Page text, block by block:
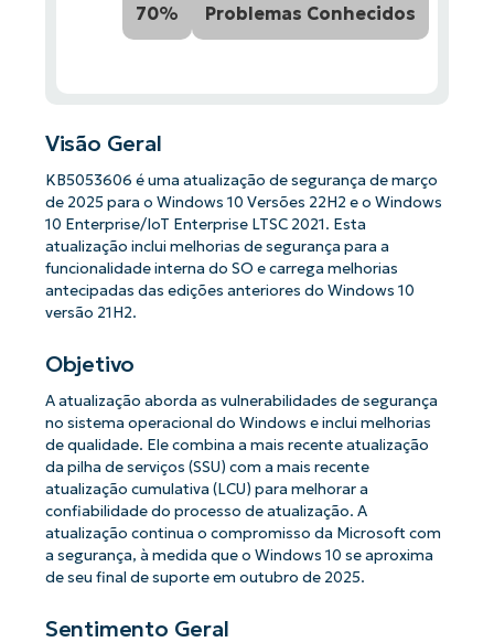
70% Problemas Conhecidos
Visão Geral
KB5053606 é uma atualização de segurança de março
de 2025 para o Windows 10 Versões 22H2 e o Windows
10 Enterprise/IoT Enterprise LTSC 2021. Esta
atualização inclui melhorias de segurança para a
funcionalidade interna do SO e carrega melhorias
antecipadas das edições anteriores do Windows 10
versão 21H2.
Objetivo
A atualização aborda as vulnerabilidades de segurança
no sistema operacional do Windows e inclui melhorias
de qualidade. Ele combina a mais recente atualização
da pilha de serviços (SSU) com a mais recente
atualização cumulativa (LCU) para melhorar a
confiabilidade do processo de atualização. A
atualização continua o compromisso da Microsoft com
a segurança, à medida que o Windows 10 se aproxima
de seu final de suporte em outubro de 2025.
Sentimento Geral